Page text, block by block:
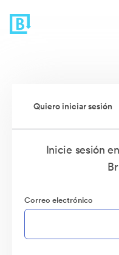
Quiero iniciar sesión
Inicie sesión
Correo electrónico